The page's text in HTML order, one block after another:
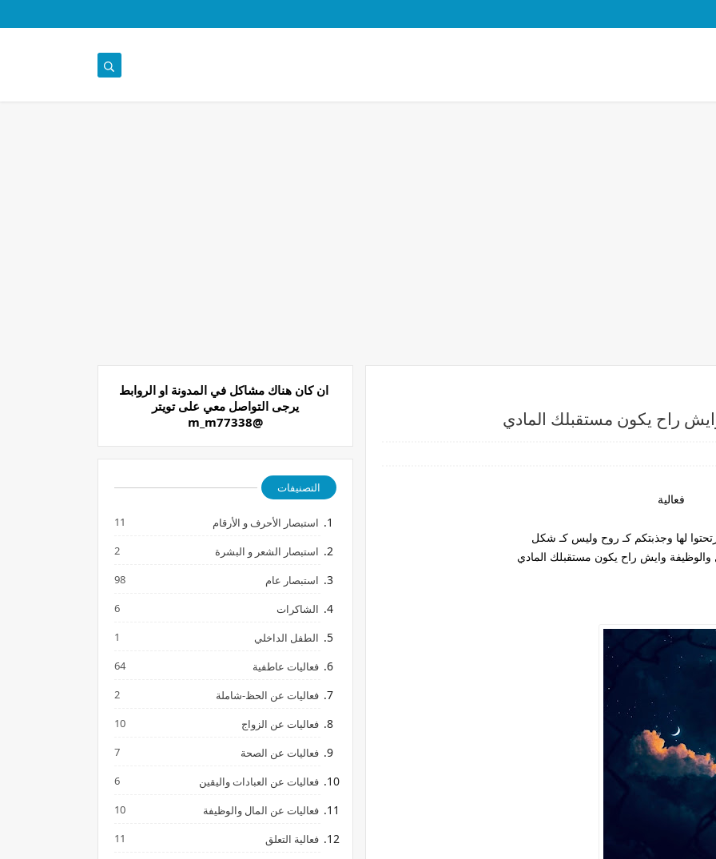
راح يكون مستقبلك المادي
فعالية
لها وجذبتكم كـ روح وليس كـ شكل
والوظيفة وايش راح يكون مستقبلك المادي
ان كان هناك مشاكل في المدونة او الروابط
يرجى التواصل معي على تويتر
@m_m77338
التصنيفات
استبصار الأحرف و الأرقام 11
استبصار الشعر و البشرة 2
استبصار عام 98
الشاكرات 6
الطفل الداخلي 1
فعاليات عاطفية 64
فعاليات عن الحظ-شاملة 2
فعاليات عن الزواج 10
فعاليات عن الصحة 7
فعاليات عن العبادات واليقين 6
فعاليات عن المال والوظيفة 10
فعالية التعلق 11